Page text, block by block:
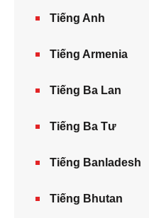
Tiếng Anh
Tiếng Armenia‎
Tiếng Ba Lan
Tiếng Ba Tư
Tiếng Banladesh
Tiếng Bhutan